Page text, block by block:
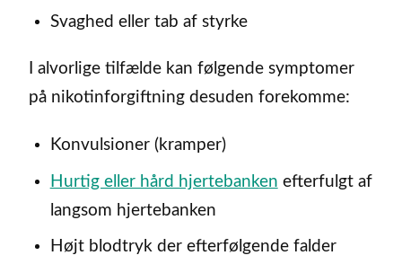
Svaghed eller tab af styrke
I alvorlige tilfælde kan følgende symptomer
på nikotinforgiftning desuden forekomme:
Konvulsioner (kramper)
Hurtig eller hård hjertebanken efterfulgt af
langsom hjertebanken
Højt blodtryk der efterfølgende falder